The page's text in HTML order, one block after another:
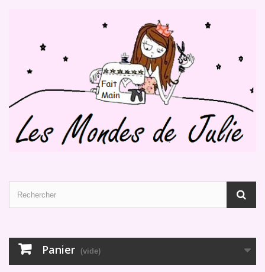
Panier (vide)